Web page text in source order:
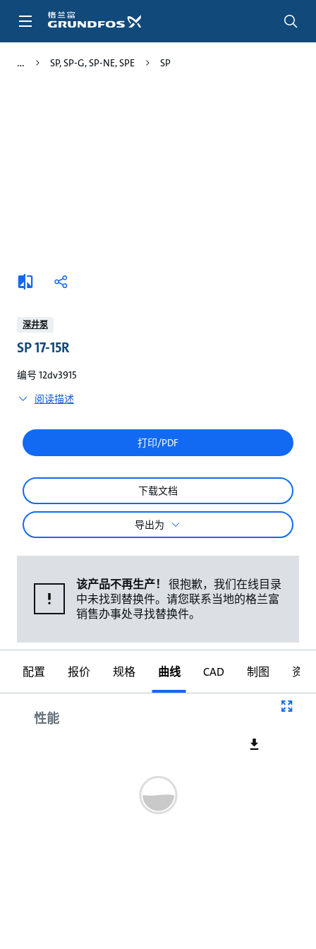
SP, SP-G, SP-NE, SPE SP
添
加
较
分
深井泵
SP 17-15R
编号 12dv3915
阅读描述
打印/PDF
下载文档
导出为
该产品不再生产！
很抱歉，我们在线目录
中未找到替换件。请您联系当地的格兰富
销售办事处寻找替换件。
配置 报价 规格 曲线 CAD 制图 资料
性能